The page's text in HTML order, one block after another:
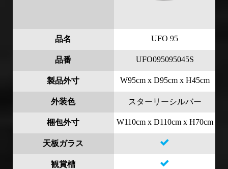
品名
品番
製品外寸
外装色
梱包外寸
天板ガラス
観賞槽
UFO 95
UFO095095045S
W95cm x D95cm x H45cm
スターリーシルバー
W110cm x D110cm x H70cm